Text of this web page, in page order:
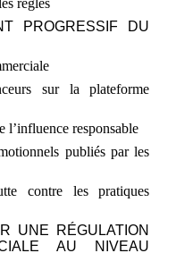
règles
PROGRESSIF DU
sur la plateforme
l’influence responsable
publiés par les
contre les pratiques
UNE RÉGULATION
AU NIVEAU